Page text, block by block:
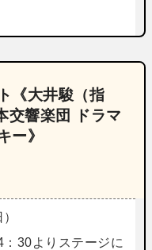
《大井駿（指
交響楽団 ドラマ
ー》
30よりステージに